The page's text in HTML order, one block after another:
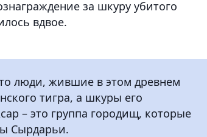
за шкуру убитого
вдвое.
люди, жившие в этом древнем
тигра, а шкуры его
– это группа городищ, которые
Сырдарьи.